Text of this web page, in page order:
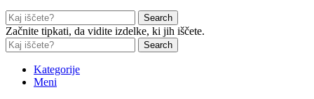
Search
Začnite tipkati, da vidite izdelke, ki jih iščete.
Search
Kategorije
Meni